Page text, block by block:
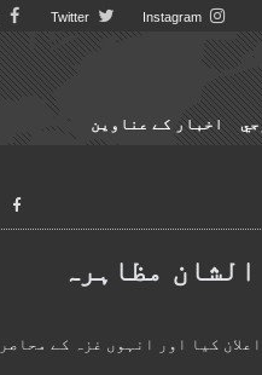
Instagram
اخبار کے عناوین
مظاہرہ
کیا اور انہوں غزہ کے